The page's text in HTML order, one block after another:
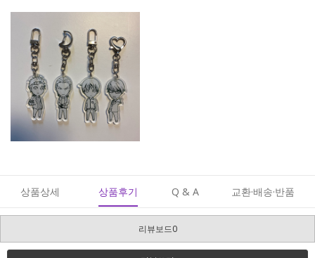
상품상세 상품후기 Q & A 교환·배송·반품
리뷰보드0